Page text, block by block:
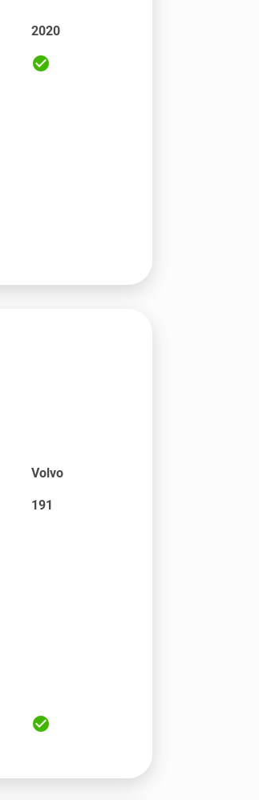
2020
check_circle
Volvo
191
check_circle